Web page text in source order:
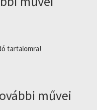
tartalomra!
művei